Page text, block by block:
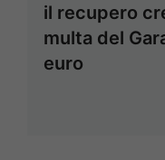
il recupero
multa del
euro